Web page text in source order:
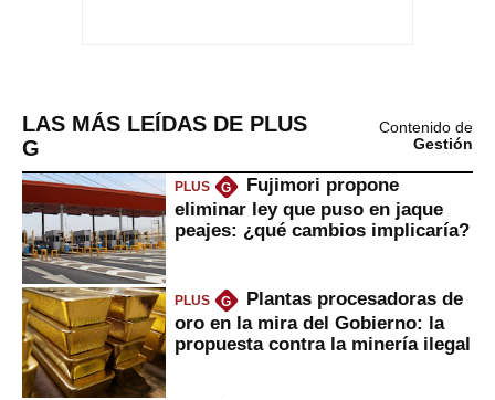
LAS MÁS LEÍDAS DE PLUS
G
Contenido de
Gestión
PLUS G
Fujimori propone
eliminar ley que puso en jaque
peajes: ¿qué cambios implicaría?
PLUS G
Plantas procesadoras de
oro en la mira del Gobierno: la
propuesta contra la minería ilegal